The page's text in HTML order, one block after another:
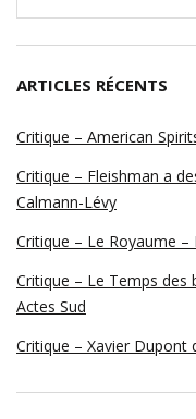
ARTICLES RÉCENTS
Critique – American
Critique – Fleishman a
Calmann-Lévy
Critique – Le Royaume –
Critique – Le Temps des
Actes Sud
Critique – Xavier Dupont